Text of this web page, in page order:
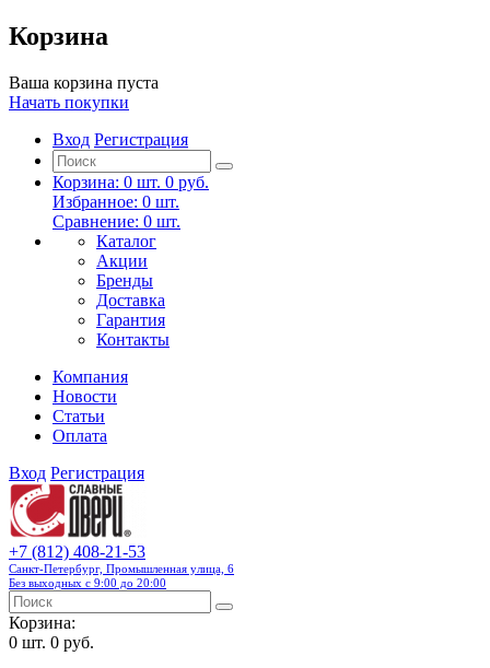
Корзина
Ваша корзина пуста
Начать покупки
Вход Регистрация
Корзина: 0 шт. 0 руб.
Избранное: 0 шт.
Сравнение: 0 шт.
Каталог
Акции
Бренды
Доставка
Гарантия
Контакты
Компания
Новости
Статьи
Оплата
Вход Регистрация
+7 (812) 408-21-53
Санкт-Петербург, Промышленная улица, 6
Без выходных с 9:00 до 20:00
Корзина:
0 шт. 0 руб.